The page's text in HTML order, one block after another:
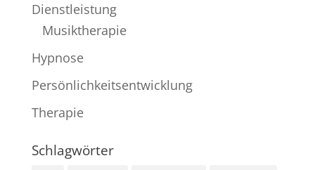
Dienstleistung
Musiktherapie
Hypnose
Persönlichkeitsentwicklung
Therapie
Schlagwörter